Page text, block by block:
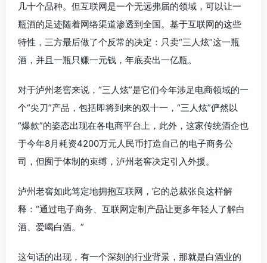
几十个品种。但互联网是一个无远弗届的领域，可以让一
瓶酒的足迹随着网络渠道渗透到全国。基于互联网的这些
特性，三方最后做了个反常的决定：只卖“三人炫”这一瓶
酒，并且一瓶只赚一元钱，年底卖出一亿瓶。
对于泸州老窖来说，“三人炫”是它们今年涉足电商领域的一
个“尖刀”产品，包括即将到来的双十一，“三人炫”俨然以
“爆款”的姿态出现在各电商平台上，此外，这家传统酒企也
于今年8月耗资4200万元人民币打造自己的电子商务公
司，但囿于体制的束缚，泸州老窖决定引入外援。
泸州老窖如此笃定地拥抱互联网，它的总裁张良这样解
释：“通过电子商务、互联网定制产品让更多年轻人了解白
酒、爱喝白酒。”
这句话的出现，有一个深刻的行业背景，那就是白酒业的